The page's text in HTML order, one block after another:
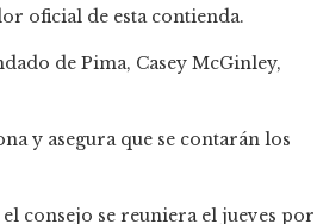
oficial de esta contienda.
de Pima, Casey McGinley,
y asegura que se contarán los
consejo se reuniera el jueves por